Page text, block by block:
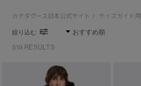
スノーグース
ディスカバー
ウィメンズ TOP
新着アイテム
メンズ TOP
新着アイテム
キッズ TOP
ベビー（0‐24ヵ月)
カナダグース日本公式サイト / サイズガイド用
絞り込む
519 RESULTS